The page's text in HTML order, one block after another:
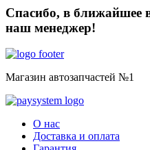
Спасибо, в ближайшее
наш менеджер!
Магазин автозапчастей №1
О нас
Доставка и оплата